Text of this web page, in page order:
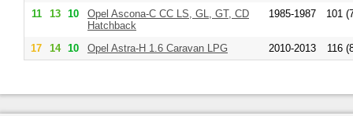
11
13 10 Opel Ascona-C CC LS, GL, GT, CD
Hatchback
1985-1987 101
17 14 10 Opel Astra-H 1.6 Caravan LPG 2010-2013 116